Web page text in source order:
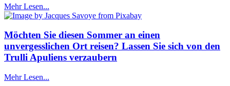
Mehr Lesen...
Möchten Sie diesen Sommer an einen
unvergesslichen Ort reisen? Lassen Sie sich von den
Trulli Apuliens verzaubern
Mehr Lesen...